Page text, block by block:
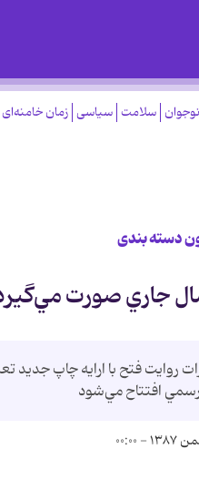
سلامت سیاسی زمان خامنه‌ای
دسته بندی
جاري صورت
روايت فتح با ارايه چاپ جديد
افتتاح مي‌شود